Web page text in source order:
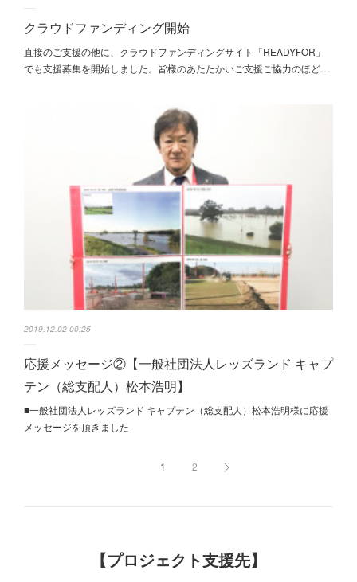
クラウドファンディング開始
直接のご支援の他に、クラウドファンディングサイト「READYFOR」
でも支援募集を開始しました。皆様のあたたかいご支援ご協力のほど…
2019.12.02 00:25
応援メッセージ②【一般社団法人レッズランド キャプ
テン（総支配人）松本浩明】
■一般社団法人レッズランド キャプテン（総支配人）松本浩明様に応援
メッセージを頂きました
1 2
【プロジェクト支援先】